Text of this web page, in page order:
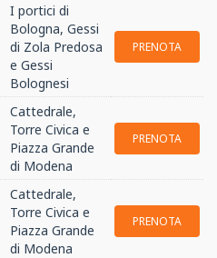
I portici di
Bologna, Gessi
di Zola Predosa
e Gessi
Bolognesi
PRENOTA
Cattedrale,
Torre Civica e
Piazza Grande
di Modena
PRENOTA
Cattedrale,
Torre Civica e
Piazza Grande
di Modena
PRENOTA